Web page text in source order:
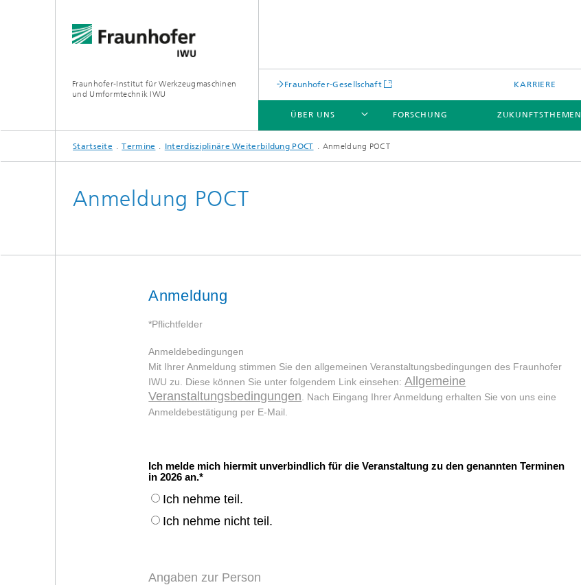
Fraunhofer-Institut für Werkzeugmaschinen
und Umformtechnik IWU
Fraunhofer-Gesellschaft KARRIERE
ÜBER UNS
ÜBER UNS
FORSCHUNG ZUKUNFTSTHEMEN
ZUKUNFTSTHEMEN
Startseite Termine Interdisziplinäre Weiterbildung POCT Anmeldung POCT
Anmeldung POCT
Anmeldung
*Pflichtfelder
Anmeldebedingungen
Mit Ihrer Anmeldung stimmen Sie den allgemeinen Veranstaltungsbedingungen des Fraunhofer
IWU zu. Diese können Sie unter folgendem Link einsehen:Allgemeine
Veranstaltungsbedingungen . Nach Eingang Ihrer Anmeldung erhalten Sie von uns eine
Anmeldebestätigung per E-Mail.
Ich melde mich hiermit unverbindlich für die Veranstaltung zu den genannten Terminen
in 2026 an.
Ich nehme teil.
Ich nehme nicht teil.
Angaben zur Person